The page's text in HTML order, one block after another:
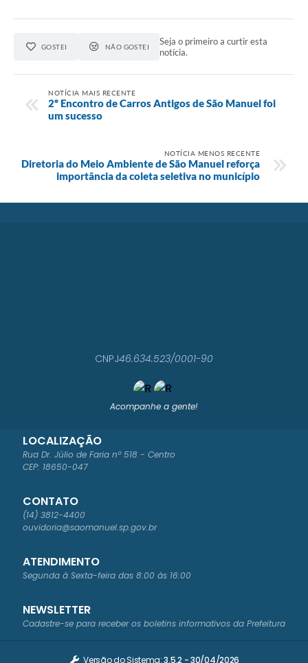
GOSTEI NÃO GOSTEI
Seja o primeiro a curtir esta
notícia.
NOTÍCIA MAIS RECENTE
2º Encontro de Carros Antigos de São Manuel foi
um sucesso
NOTÍCIA MENOS RECENTE
Diretoria do Meio Ambiente de São Manuel reforça
importância da coleta seletiva no município
Acompanhe a gente!
LOCALIZAÇÃO
Rua Dr. Júlio de Faria nº 518 - Centro
CEP: 18650-047
CONTATO
(14) 3812-4400
ouvidoria@saomanuel.sp.gov.br
ATENDIMENTO
Segunda à Sexta-feira das 8:00 às 16:00
CNPJ46.634.523/0001-90
NEWSLETTER
Cadastre-se para receber os boletins informativos da Prefeitura
Versão do Sistema:3.5.2 - 30/04/2026